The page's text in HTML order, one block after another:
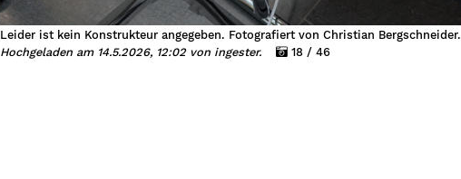
Leider ist kein Konstrukteur angegeben. Fotografiert von Christian Bergschneider.
Hochgeladen am 14.5.2026, 12:02 von ingester.
18 / 46